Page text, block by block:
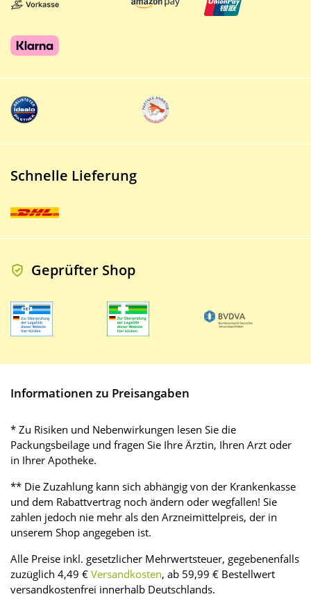
Schnelle Lieferung
Geprüfter Shop
Informationen zu Preisangaben
* Zu Risiken und Nebenwirkungen lesen Sie die
Packungsbeilage und fragen Sie Ihre Ärztin, Ihren Arzt oder
in Ihrer Apotheke.
** Die Zuzahlung kann sich abhängig von der Krankenkasse
und dem Rabattvertrag noch ändern oder wegfallen! Sie
zahlen jedoch nie mehr als den Arzneimittelpreis, der in
unserem Shop angegeben ist.
Alle Preise inkl. gesetzlicher Mehrwertsteuer, gegebenenfalls
zuzüglich 4,49 € Versandkosten, ab 59,99 € Bestellwert
versandkostenfrei innerhalb Deutschlands.